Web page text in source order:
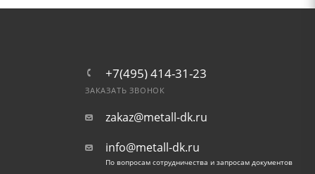
+7(495) 414-31-23
ЗАКАЗАТЬ ЗВОНОК
zakaz@metall-dk.ru
info@metall-dk.ru
По вопросам сотрудничества и запросам документов